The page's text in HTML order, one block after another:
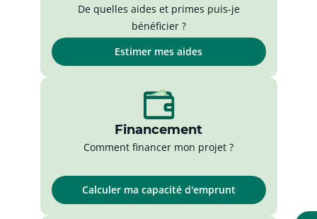
De quelles aides et primes puis-je
bénéficier ?
Estimer mes aides
Financement
Comment financer mon projet ?
Calculer ma capacité d'emprunt